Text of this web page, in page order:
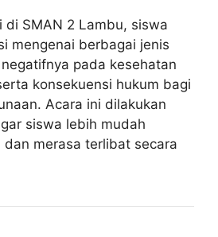
di SMAN 2 Lambu, siswa
mengenai berbagai jenis
pada kesehatan
konsekuensi hukum bagi
Acara ini dilakukan
siswa lebih mudah
dan merasa terlibat secara